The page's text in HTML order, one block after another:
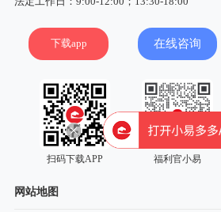
下载app 在线咨询
扫码下载APP 福利官小易
网站地图